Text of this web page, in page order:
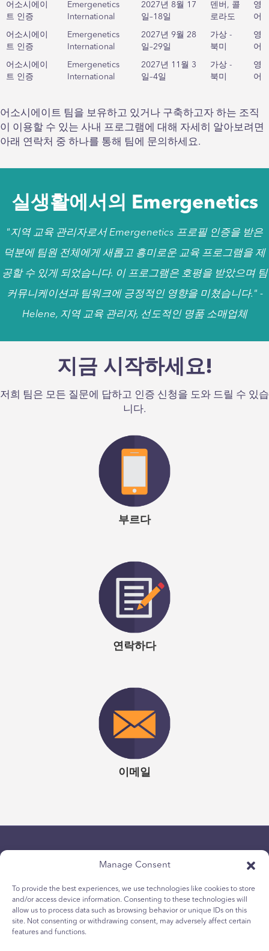
Manage Consent
To provide the best experiences, we use technologies like cookies to store
and/or access device information. Consenting to these technologies will
allow us to process data such as browsing behavior or unique IDs on this
site. Not consenting or withdrawing consent, may adversely affect certain
features and functions.
어소시에이
트 인증
Emergenetics
International
2027년 8월 17
일–18일
덴버, 콜
로라도
영
어
어소시에이
트 인증
Emergenetics
International
2027년 9월 28
일–29일
가상 -
북미
영
어
어소시에이
트 인증
Emergenetics
International
2027년 11월 3
일–4일
가상 -
북미
영
어
어소시에이트 팀을 보유하고 있거나 구축하고자 하는 조직
이 이용할 수 있는 사내 프로그램에 대해 자세히 알아보려면
아래 연락처 중 하나를 통해 팀에 문의하세요.
실생활에서의 Emergenetics
"지역 교육 관리자로서 Emergenetics 프로필 인증을 받은
덕분에 팀원 전체에게 새롭고 흥미로운 교육 프로그램을 제
공할 수 있게 되었습니다. 이 프로그램은 호평을 받았으며 팀
커뮤니케이션과 팀워크에 긍정적인 영향을 미쳤습니다." -
Helene, 지역 교육 관리자, 선도적인 명품 소매업체
덕분에 팀원 전체에게 새롭고 흥미로운 교육 프로그램을 제
공할 수 있게 되었습니다. 이 프로그램은 호평을 받았으며 팀
커뮤니케이션과 팀워크에 긍정적인 영향을 미쳤습니다."-
Helene, 지역 교육 관리자, 선도적인 명품 소매업체
"지역 교육 관리자로서 Emergenetics 프로필 인증을 받은
덕분에 팀원 전체에게 새롭고 흥미로운 교육 프로그램을 제
공할 수 있게 되었습니다. 이 프로그램은 호평을 받았으며 팀
커뮤니케이션과 팀워크에 긍정적인 영향을 미쳤습니다."
Helene, 지역 교육 관리자, 선도적인 명품 소매업체
지금 시작하세요!
저희 팀은 모든 질문에 답하고 인증 신청을 도와 드릴 수 있습
니다.
부르다
연락하다
이메일
개인 정보보호 정책
청소년 쿠키 정책